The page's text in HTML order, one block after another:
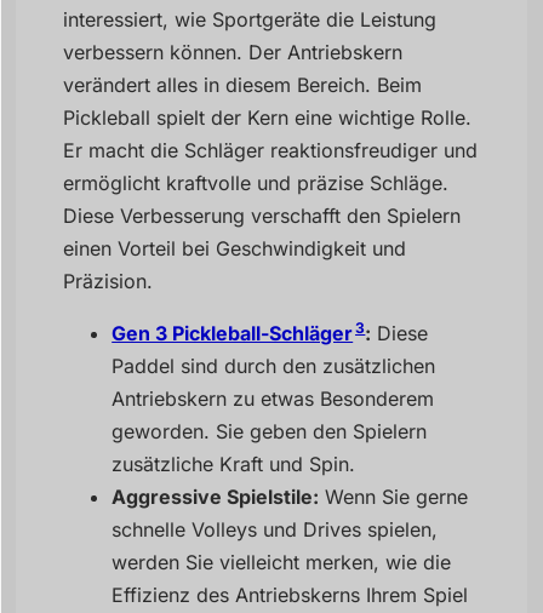
interessiert, wie Sportgeräte die Leistung
verbessern können. Der Antriebskern
verändert alles in diesem Bereich. Beim
Pickleball spielt der Kern eine wichtige Rolle.
Er macht die Schläger reaktionsfreudiger und
ermöglicht kraftvolle und präzise Schläge.
Diese Verbesserung verschafft den Spielern
einen Vorteil bei Geschwindigkeit und
Präzision.
Gen 3 Pickleball-Schläger3: Diese
Paddel sind durch den zusätzlichen
Antriebskern zu etwas Besonderem
geworden. Sie geben den Spielern
zusätzliche Kraft und Spin.
Aggressive Spielstile: Wenn Sie gerne
schnelle Volleys und Drives spielen,
werden Sie vielleicht merken, wie die
Effizienz des Antriebskerns Ihrem Spiel